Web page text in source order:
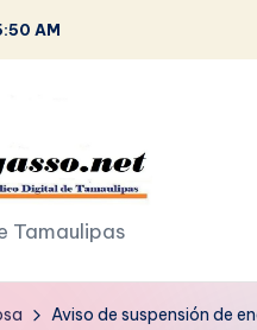
AM
Tamaulipas
Aviso de suspensión de